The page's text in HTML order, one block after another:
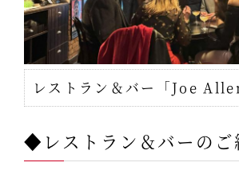
レストラン＆バー「Joe
◆レストラン＆バーのご